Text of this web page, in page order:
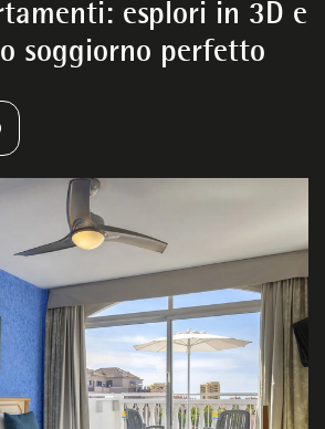
esplori in 3D e
soggiorno perfetto